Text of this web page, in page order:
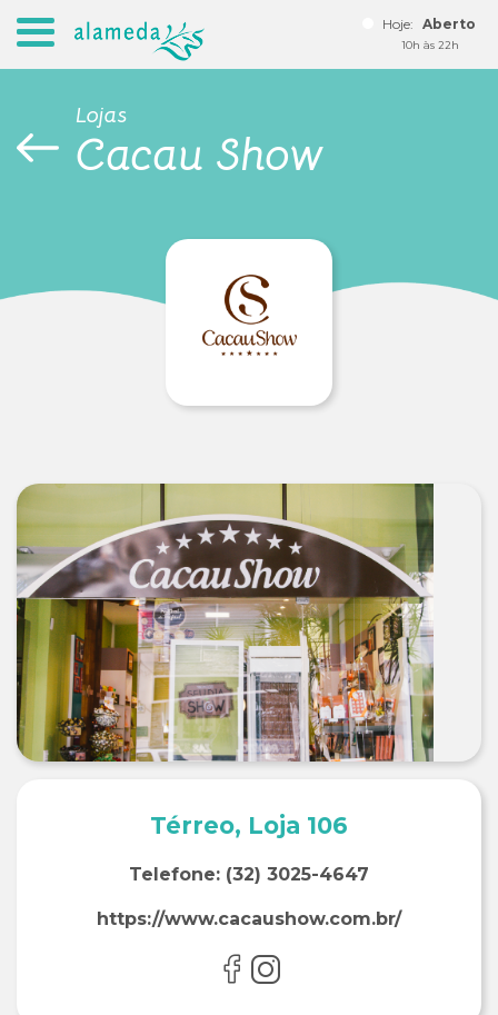
Hoje: Aberto
10h às 22h
Seja um lojista
Lojas
Cacau Show
Térreo, Loja 106
Telefone: (32) 3025-4647
https://www.cacaushow.com.br/